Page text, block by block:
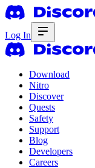
Log In
Download
Nitro
Discover
Quests
Safety
Support
Blog
Developers
Careers